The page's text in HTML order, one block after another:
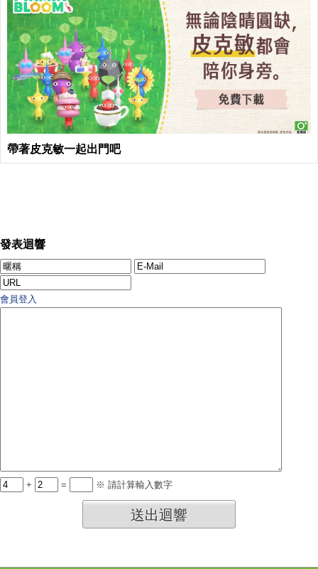
帶著皮克敏一起出門吧
發表迴響
會員登入
+ = ※ 請計算輸入數字
送出迴響